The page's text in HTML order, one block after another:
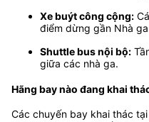
Xe buýt công cộng:
điểm dừng gần Nhà
Shuttle bus nội bộ:
giữa các nhà ga.
Hãng bay nào đang khai
Các chuyến bay khai thác